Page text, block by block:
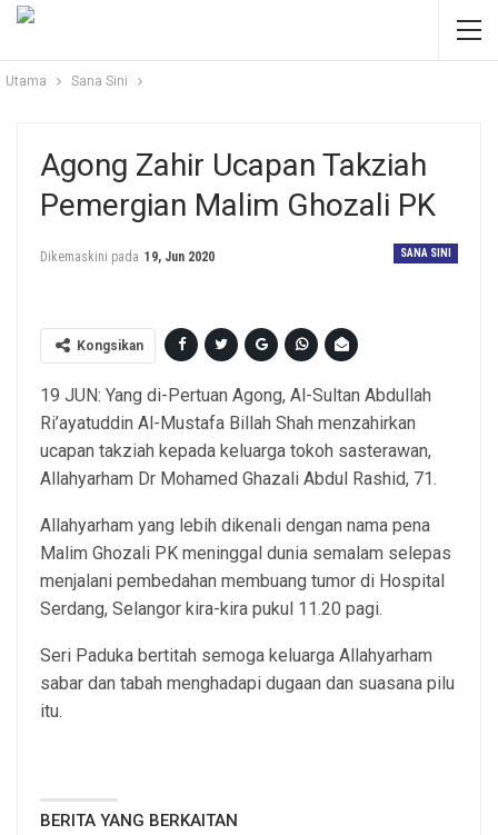
Utama Sana Sini
Agong Zahir Ucapan Takziah
Pemergian Malim Ghozali PK
SANA SINI
Dikemaskini pada 19, Jun 2020
Kongsikan
19 JUN: Yang di-Pertuan Agong, Al-Sultan Abdullah
Ri’ayatuddin Al-Mustafa Billah Shah menzahirkan
ucapan takziah kepada keluarga tokoh sasterawan,
Allahyarham Dr Mohamed Ghazali Abdul Rashid, 71.
Allahyarham yang lebih dikenali dengan nama pena
Malim Ghozali PK meninggal dunia semalam selepas
menjalani pembedahan membuang tumor di Hospital
Serdang, Selangor kira-kira pukul 11.20 pagi.
Seri Paduka bertitah semoga keluarga Allahyarham
sabar dan tabah menghadapi dugaan dan suasana pilu
itu.
BERITA YANG BERKAITAN